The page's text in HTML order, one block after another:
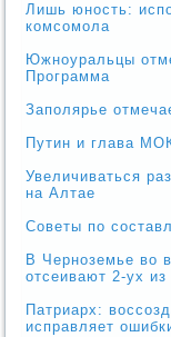
Лишь юность:
комсомола
Южноуральцы
Программа
Заполярье
Путин и глава
Увеличиваться
на Алтае
Советы по
В Черноземье во
отсеивают 2-ух из
Патриарх:
исправляет